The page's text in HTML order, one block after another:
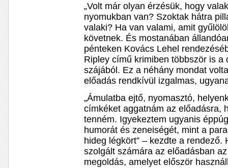
„Volt már olyan érzésük, hogy
nyomukban van? Szoktak hátra
valaki? Ha van valami, amit
követnek. És mostanában
pénteken Kovács Lehel
Ripley című krimiben többször is
szájából. Ez a néhány mondat
előadás rendkívül izgalmas,
„Ámulatba ejtő, nyomasztó,
címkéket aggatnám az előadásra,
tenném. Igyekeztem ugyanis
humorát és zeneiségét, mint a
hideg légkört” – kezdte a
szolgált számára az előadásban
megoldás, amelyet először